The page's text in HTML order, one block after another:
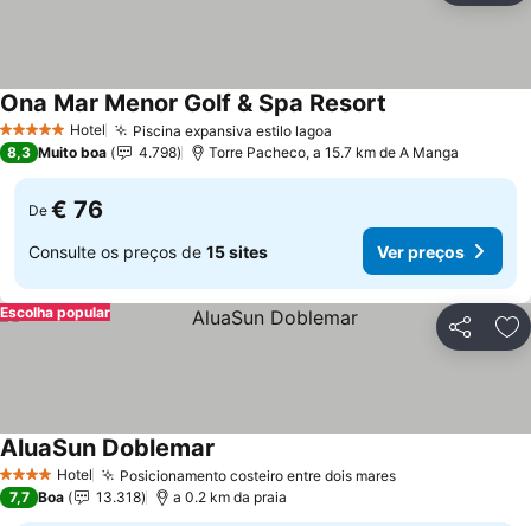
5 Estrelas Hotel Piscina expansiva estilo lagoa
Ona Mar Menor Golf & Spa Resort
8,3 Muito boa 4.798 Torre Pacheco, a 15.7 km de A Manga
De € 76
Consulte os preços de 15 sites Ver preços
Partilhar
Escolha popular
4 EstrelasHotel Posicionamento costeiro entre dois mares
AluaSun Doblemar
7,7 Boa 13.318 a 0.2 km da praia